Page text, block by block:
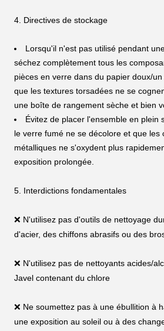
4. Directives de stockage
Lorsqu'il n'est pas utilisé pendant
séchez complètement tous les
pièces en verre dans du papier doux/
que les textures torsadées ne se
une boîte de rangement sèche et bien
Évitez de placer l'ensemble en plein
le verre fumé ne se décolore et que les
métalliques ne s'oxydent plus
exposition prolongée.
5. Interdictions fondamentales
❌ N'utilisez pas d'outils de nettoyage
d'acier, des chiffons abrasifs ou des
❌ N'utilisez pas de nettoyants acides/
Javel contenant du chlore
❌ Ne soumettez pas à une ébullition à
une exposition au soleil ou à des